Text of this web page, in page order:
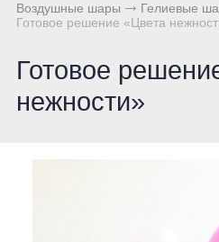
Воздушные шары Гелиевые
Готовое решение «Цвета
Готовое
нежности»